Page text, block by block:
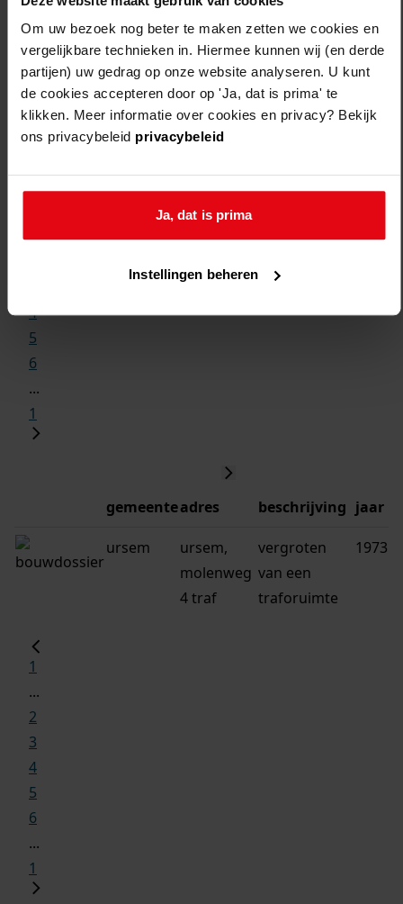
Om uw bezoek nog beter te maken zetten we cookies en
vergelijkbare technieken in. Hiermee kunnen wij (en derde
partijen) uw gedrag op onze website analyseren. U kunt
de cookies accepteren door op 'Ja, dat is prima' te
klikken. Meer informatie over cookies en privacy? Bekijk
ons privacybeleid privacybeleid
Ja, dat is prima
Instellingen beheren
Weergave:
...
4
5
6
...
1
gemeenteadres beschrijving jaar
ursem
ursem,
molenweg
4 traf
vergroten
van een
traforuimte
1973
1
...
2
3
4
5
6
...
1